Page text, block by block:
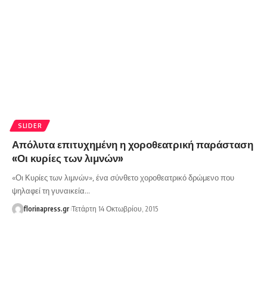
SLIDER
Απόλυτα επιτυχημένη η χοροθεατρική παράσταση
«Οι κυρίες των λιμνών»
«Οι Κυρίες των λιμνών», ένα σύνθετο χοροθεατρικό δρώμενο που
ψηλαφεί τη γυναικεία…
florinapress.gr Τετάρτη 14 Οκτωβρίου, 2015